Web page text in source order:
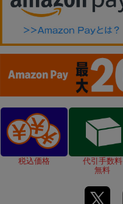
税込価格
代引手数料
無料